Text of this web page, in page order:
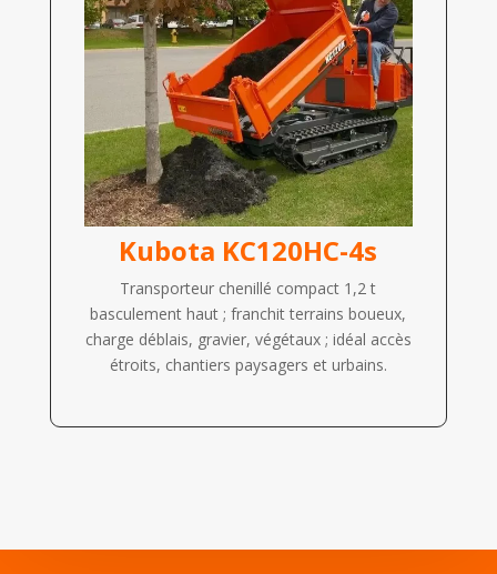
Kubota KC120HC-4s
Transporteur chenillé compact 1,2 t
basculement haut ; franchit terrains boueux,
charge déblais, gravier, végétaux ; idéal accès
étroits, chantiers paysagers et urbains.